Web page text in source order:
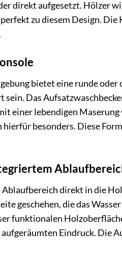
direkt aufgesetzt. Hölzer
zu diesem Design.
bietet eine runde
sein. Das
einer lebendigen Maserung
hierfür besonders. Diese
direkt in die
geschehen, die das
funktionalen
Eindruck. Die